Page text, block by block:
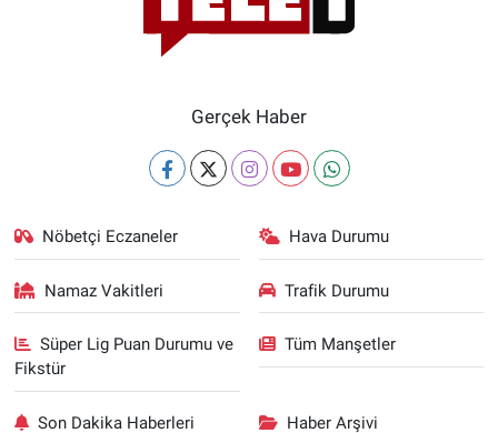
Gerçek Haber
Nöbetçi Eczaneler Hava Durumu
Namaz Vakitleri Trafik Durumu
Süper Lig Puan Durumu ve
Fikstür
Tüm Manşetler
Son Dakika Haberleri Haber Arşivi